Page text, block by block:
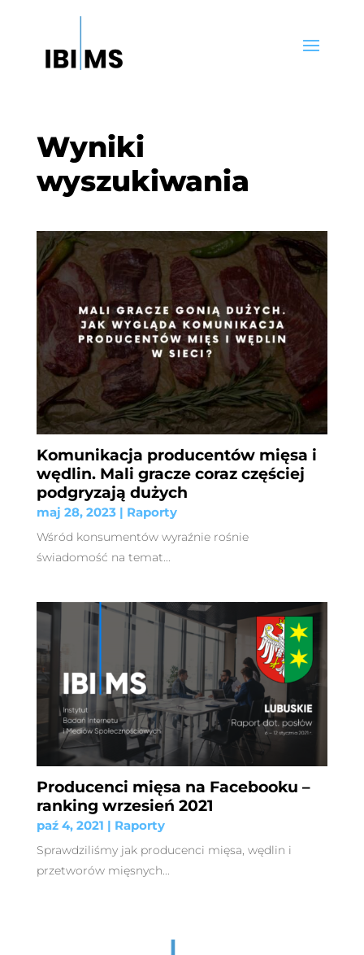
Wyniki
wyszukiwania
Komunikacja producentów mięsa i
wędlin. Mali gracze coraz częściej
podgryzają dużych
maj 28, 2023| Raporty
Wśród konsumentów wyraźnie rośnie
świadomość na temat...
Producenci mięsa na Facebooku –
ranking wrzesień 2021
paź 4, 2021 | Raporty
Sprawdziliśmy jak producenci mięsa, wędlin i
przetworów mięsnych...